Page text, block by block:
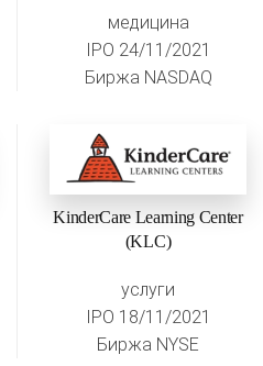
медицина
IPO 24/11/2021
Биржа NASDAQ
KinderCare Learning Center
(KLC)
услуги
IPO 18/11/2021
Биржа NYSE